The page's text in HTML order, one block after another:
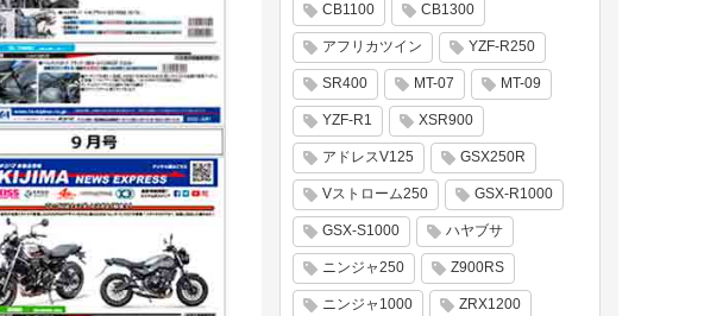
CB1100 CB1300
アフリカツイン YZF-R250
SR400 MT-07 MT-09
YZF-R1 XSR900
アドレスV125 GSX250R
Vストローム250 GSX-R1000
GSX-S1000 ハヤブサ
ニンジャ250 Z900RS
ニンジャ1000 ZRX1200